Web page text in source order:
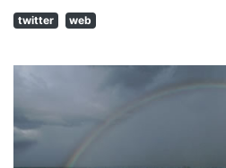
twitter web